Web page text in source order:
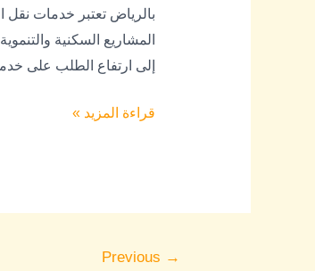
بالرياض تعتبر خدمات نقل
المشاريع السكنية
إلى ارتفاع الطلب على
قراءة المزيد »
→